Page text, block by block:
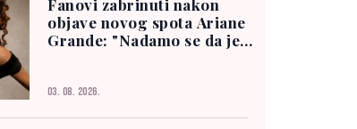
Fanovi zabrinuti nakon
objave novog spota Ariane
Grande: "Nadamo se da je
03. 08. 2026.